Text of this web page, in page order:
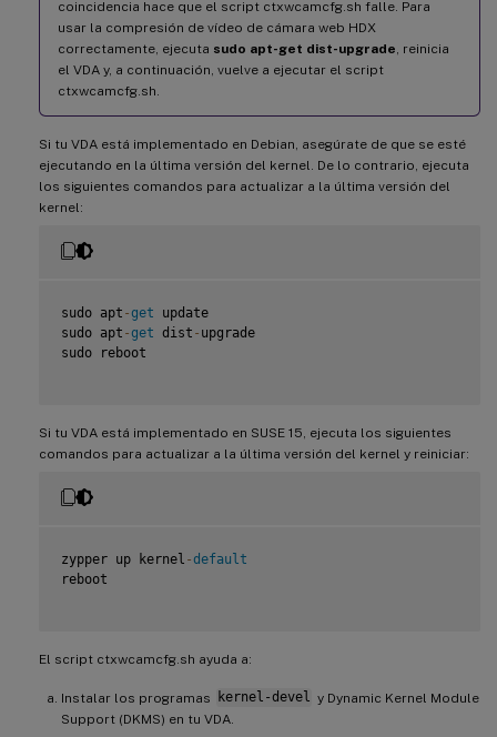
coincidencia hace que el script ctxwcamcfg.sh falle. Para
usar la compresión de vídeo de cámara web HDX
correctamente, ejecuta sudo apt-get dist-upgrade , reinicia
el VDA y, a continuación, vuelve a ejecutar el script
ctxwcamcfg.sh.
Si tu VDA está implementado en Debian, asegúrate de que se esté
ejecutando en la última versión del kernel. De lo contrario, ejecuta
los siguientes comandos para actualizar a la última versión del
kernel:
sudo apt -get update
sudo apt -get dist - upgrade
sudo reboot
Si tu VDA está implementado en SUSE 15, ejecuta los siguientes
comandos para actualizar a la última versión del kernel y reiniciar:
zypper up kernel -default
reboot
El script ctxwcamcfg.sh ayuda a:
Instalar los programas kernel-devel y Dynamic Kernel Module
Support (DKMS) en tu VDA.